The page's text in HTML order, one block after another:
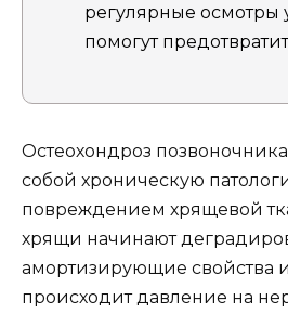
регулярные осмотры
помогут
Остеохондроз
собой хроническую
повреждением хрящевой
хрящи начинают
амортизирующие свойства
происходит давление на